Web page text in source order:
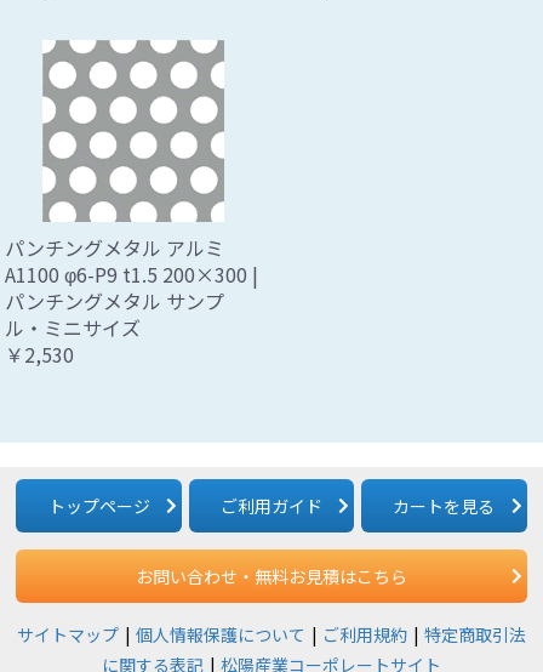
パンチングメタル アルミ
A1100 φ6-P9 t1.5 200×300 |
パンチングメタル サンプ
ル・ミニサイズ
￥2,530
トップページ ご利用ガイド カートを見る
お問い合わせ・無料お見積はこちら
サイトマップ 個人情報保護について ご利用規約
特定商取引法
に関する表記
松陽産業コーポレートサイト